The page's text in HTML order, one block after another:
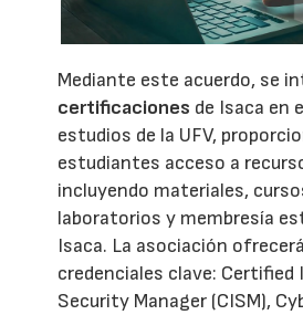
Mediante este acuerdo, se
certificaciones de Isaca en
estudios de la UFV,
estudiantes acceso a
incluyendo materiales,
laboratorios y membresía
Isaca. La asociación
credenciales clave:
Security Manager (CISM),